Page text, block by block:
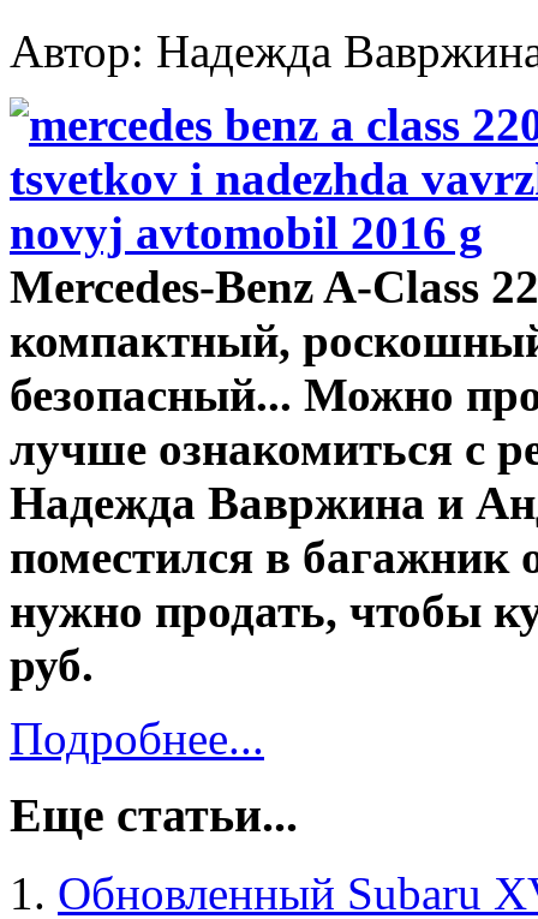
Автор: Надежда
Mercedes-Benz A-Class
компактный,
безопасный... Можно
лучше ознакомиться с
Надежда Вавржина и
поместился в багажник
нужно продать, чтобы
руб.
Подробнее...
Еще статьи...
Обновленный Subaru